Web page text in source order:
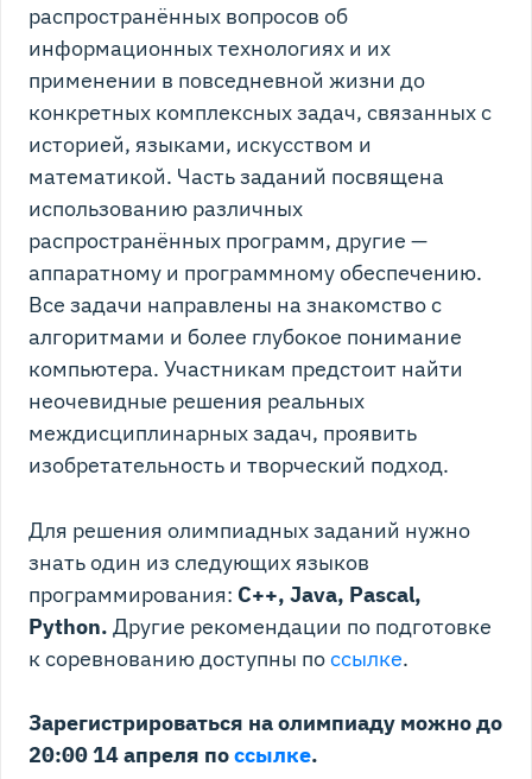
распространённых вопросов об
информационных технологиях и их
применении в повседневной жизни до
конкретных комплексных задач, связанных с
историей, языками, искусством и
математикой. Часть заданий посвящена
использованию различных
распространённых программ, другие —
аппаратному и программному обеспечению.
Все задачи направлены на знакомство с
алгоритмами и более глубокое понимание
компьютера. Участникам предстоит найти
неочевидные решения реальных
междисциплинарных задач, проявить
изобретательность и творческий подход.
Для решения олимпиадных заданий нужно
знать один из следующих языков
программирования: С++, Java, Pascal,
Python. Другие рекомендации по подготовке
к соревнованию доступны поссылке.
Зарегистрироваться на олимпиаду можно до
20:00 14 апреля поссылке.